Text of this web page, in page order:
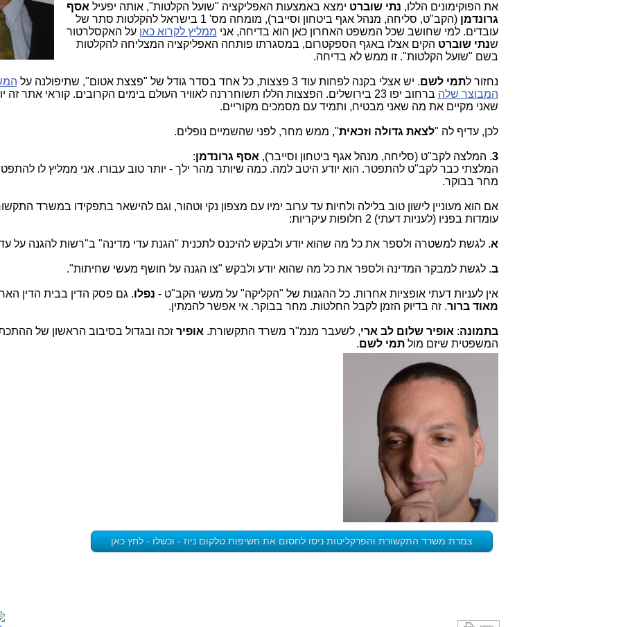
את הפוקימונים הללו, נתי שוברט ימצא באמצעות האפליקציה "שועל הקלטות", אותה יפעיל אסף
גרונדמן
(הקב"ט, סליחה, מנהל אגף ביטחון וסייבר), מומחה מס' 1 בישראל להקלטות סתר של
עובדים. למי שחושב שכל המשפט האחרון כאן הוא בדיחה, אני ממליץ לקרוא כאן על האקסלרטור
שנתי שוברט הקים אצלו באגף הספקטרום, במסגרתו פותחה האפליקציה המצליחה להקלטות
בשם "שועל הקלטות". זו ממש לא בדיחה.
נחזור לתמי לשם. יש אצלי בקנה לפחות עוד 3 פצצות, כל אחד בסדר גודל של "פצצת אטום", שתיפולנה על
המבוצר שלה
ברחוב יפו 23 בירושלים. הפצצות הללו תשוחררנה לאוויר העולם בימים הקרובים. קוראי אתר זה
שאני מקיים את מה שאני מבטיח, ותמיד עם מסמכים מקוריים.
לכן, עדיף לה "לצאת גדולה וזכאית", ממש מחר, לפני שהשמיים נופלים.
3. המלצה לקב"ט (סליחה, מנהל אגף ביטחון וסייבר), אסף גרונדמן:
המלצתי כבר לקב"ט להתפטר. הוא יודע היטב למה. כמה שיותר מהר ילך - יותר טוב עבורו. אני ממליץ לו
מחר בבוקר.
אם הוא מעוניין לישון טוב בלילה ולחיות עד ערוב ימיו עם מצפון נקי וטהור, וגם להישאר בתפקידו במשרד
עומדות בפניו (לעניות דעתי) 2 חלופות עיקריות:
א. לגשת למשטרה ולספר את כל מה שהוא יודע ולבקש להיכנס לתכנית "הגנת עדי מדינה" ב"רשות להגנה על
ב. לגשת למבקר המדינה ולספר את כל מה שהוא יודע ולבקש "צו הגנה על חושף מעשי שחיתות".
אין לעניות דעתי אופציות אחרות. כל ההגנות של "הקליקה" על מעשי הקב"ט - נפלו. גם פסק הדין בבית הדין
מאוד ברור. זה בדיוק הזמן לקבל החלטות. מחר בבוקר. אי אפשר להמתין.
בתמונה: אופיר שלום לב ארי, לשעבר מנמ"ר משרד התקשורת. אופירזכה ובגדול בסיבוב הראשון של
המשפטית שיזם מולתמי לשם.
צמרת משרד התקשורת והפרקליטות ניסו לחסום את חשיפות טלקום ניוז - וכשלו - לחץ כאן